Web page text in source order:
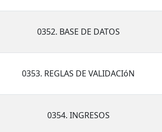
0352. BASE DE DATOS
0353. REGLAS DE VALIDACIóN
0354. INGRESOS